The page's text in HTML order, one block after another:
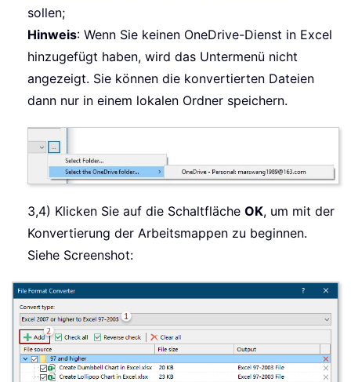
sollen;
Hinweis: Wenn Sie keinen OneDrive-Dienst in Excel
hinzugefügt haben, wird das Untermenü nicht
angezeigt. Sie können die konvertierten Dateien
dann nur in einem lokalen Ordner speichern.
3,4) Klicken Sie auf die Schaltfläche OK, um mit der
Konvertierung der Arbeitsmappen zu beginnen.
Siehe Screenshot: